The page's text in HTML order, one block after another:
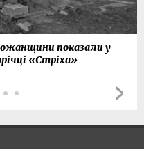
показали у
«Стріха»